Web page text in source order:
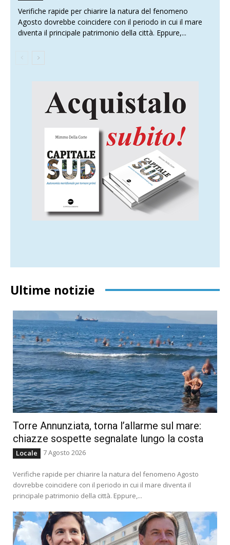
Verifiche rapide per chiarire la natura del fenomeno
Agosto dovrebbe coincidere con il periodo in cui il mare
diventa il principale patrimonio della città. Eppure,...
Ultime notizie
Torre Annunziata, torna l’allarme sul mare:
chiazze sospette segnalate lungo la costa
Locale 7 Agosto 2026
Verifiche rapide per chiarire la natura del fenomeno Agosto
dovrebbe coincidere con il periodo in cui il mare diventa il
principale patrimonio della città. Eppure,...